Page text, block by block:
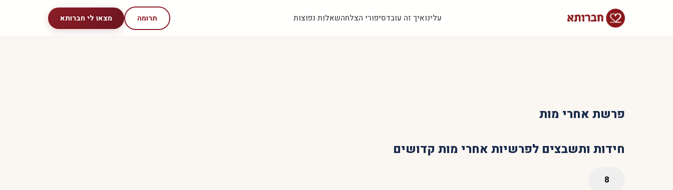
עלינואיך זה עובדסיפורי הצלחהשאלות נפוצות תרומה מצאו לי חברותא
פרשת אחרי מות
חידות ותשבצים לפרשיות אחרי מות קדושים